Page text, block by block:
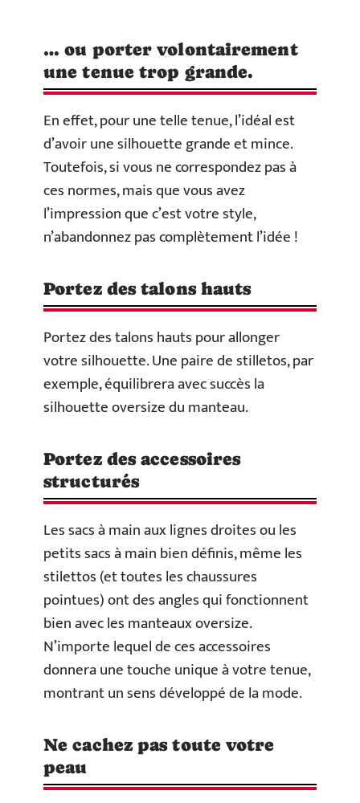
… ou porter volontairement
une tenue trop grande.
En effet, pour une telle tenue, l’idéal est
d’avoir une silhouette grande et mince.
Toutefois, si vous ne correspondez pas à
ces normes, mais que vous avez
l’impression que c’est votre style,
n’abandonnez pas complètement l’idée !
Portez des talons hauts
Portez des talons hauts pour allonger
votre silhouette. Une paire de stilletos, par
exemple, équilibrera avec succès la
silhouette oversize du manteau.
Portez des accessoires
structurés
Les sacs à main aux lignes droites ou les
petits sacs à main bien définis, même les
stilettos (et toutes les chaussures
pointues) ont des angles qui fonctionnent
bien avec les manteaux oversize.
N’importe lequel de ces accessoires
donnera une touche unique à votre tenue,
montrant un sens développé de la mode.
Ne cachez pas toute votre
peau